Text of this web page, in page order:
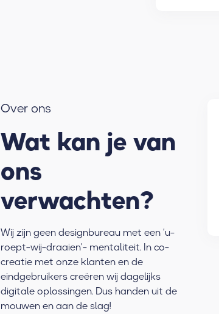
Over ons
Wat kan je van
ons
verwachten?
Wij zijn geen designbureau met een ‘u-
roept-wij-draaien’- mentaliteit. In co-
creatie met onze klanten en de
eindgebruikers creëren wij dagelijks
digitale oplossingen. Dus handen uit de
mouwen en aan de slag!